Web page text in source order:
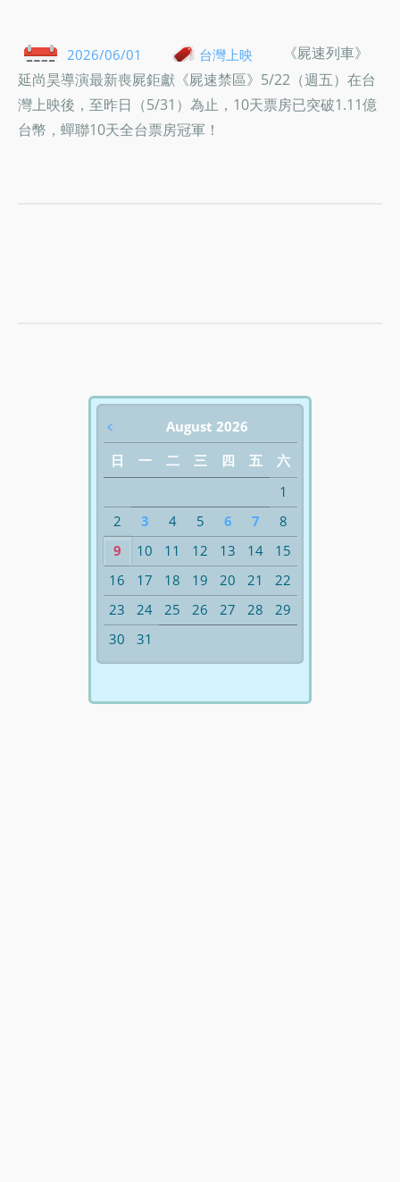
2026/06/01 台灣上映
《屍速列車》
延尚昊導演最新喪屍鉅獻《屍速禁區》5/22（週五）在台
灣上映後，至昨日（5/31）為止，10天票房已突破1.11億
台幣，蟬聯10天全台票房冠軍！
August 2026
﹤
日
一 二 三 四 五
六
1
2
3 4 5 6 7
8
9
10 11 12 13 14
15
16
17 18 19 20 21
22
23
24 25 26 27 28
29
30
31